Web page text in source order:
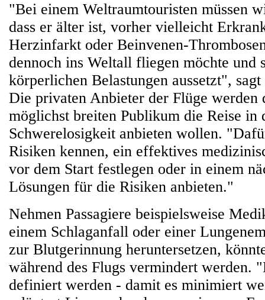
"Bei einem Weltraumtouristen müssen
dass er älter ist, vorher vielleicht
Herzinfarkt oder Beinvenen-
dennoch ins Weltall fliegen möchte und
körperlichen Belastungen aussetzt",
Die privaten Anbieter der Flüge werden
möglichst breiten Publikum die Reise in
Schwerelosigkeit anbieten wollen.
Risiken kennen, ein effektives
vor dem Start festlegen oder in einem
Lösungen für die Risiken anbieten."
Nehmen Passagiere beispielsweise
einem Schlaganfall oder einer
zur Blutgerinnung heruntersetzen,
während des Flugs vermindert werden.
definiert werden - damit es minimiert